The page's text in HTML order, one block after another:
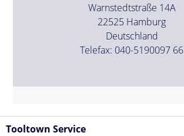
Warnstedtstraße 14A
22525 Hamburg
Deutschland
Telefax: 040-5190097 66
Tooltown Service